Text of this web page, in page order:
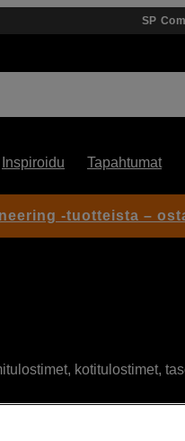
SP
Inspiroidu Tapahtumat
kotitulostimet,
-tuotteista –